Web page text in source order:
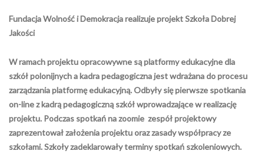
Fundacja Wolność i Demokracja realizuje projekt Szkoła Dobrej
Jakości
W ramach projektu opracowywne są platformy edukacyjne dla
szkół polonijnych a kadra pedagogiczna jest wdrażana do procesu
zarządzania platformę edukacyjną. Odbyły się pierwsze spotkania
on-line z kadrą pedagogiczną szkół wprowadzające w realizację
projektu. Podczas spotkań na zoomie zespół projektowy
zaprezentował założenia projektu oraz zasady współpracy ze
szkołami. Szkoły zadeklarowały terminy spotkań szkoleniowych.